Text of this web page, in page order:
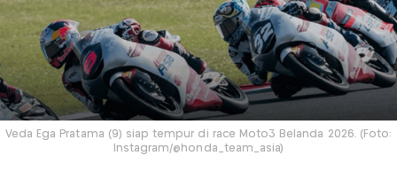
Veda Ega Pratama (9) siap tempur di race Moto3 Belanda 2026. (Foto:
Instagram/@honda_team_asia)